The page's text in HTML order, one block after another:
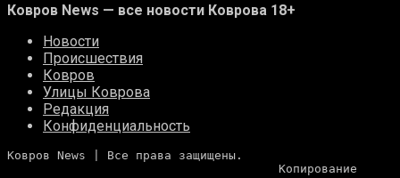
Ковров News — все новости Коврова 18+
Новости
Происшествия
Ковров
Улицы Коврова
Редакция
Конфиденциальность
Ковров News | Все права защищены.